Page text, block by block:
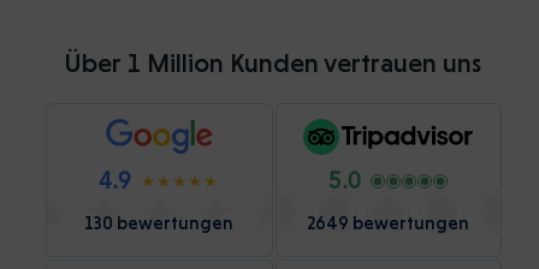
Über 1 Million Kunden vertrauen uns
4.9
130 bewertungen
5.0
2649 bewertungen